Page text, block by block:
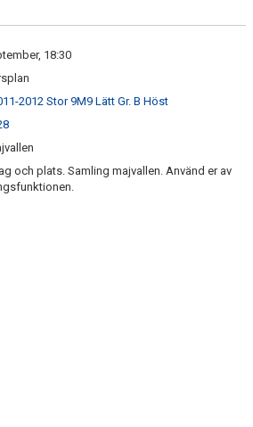
18:30
2012 Stor 9M9 Lätt Gr. B Höst
och plats. Samling majvallen. Använd er av